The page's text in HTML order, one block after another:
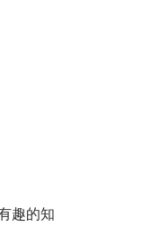
趣的知